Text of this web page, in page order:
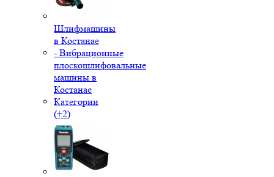
Шлифмашины
в Костанае
- Вибрационные
плоскошлифовальные
машины в
Костанае
Категории
(+2)